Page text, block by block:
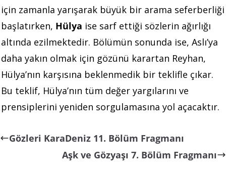
için zamanla yarışarak büyük bir arama seferberliği
başlatırken, Hülya ise sarf ettiği sözlerin ağırlığı
altında ezilmektedir. Bölümün sonunda ise, Aslı’ya
daha yakın olmak için gözünü karartan Reyhan,
Hülya’nın karşısına beklenmedik bir teklifle çıkar.
Bu teklif, Hülya’nın tüm değer yargılarını ve
prensiplerini yeniden sorgulamasına yol açacaktır.
Gözleri KaraDeniz 11. Bölüm Fragmanı
Aşk ve Gözyaşı 7. Bölüm Fragmanı